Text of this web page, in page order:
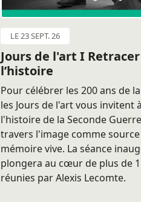
LE 23 SEPT. 26
Jours de l'art I
l’histoire
Pour célébrer les 200 ans de
les Jours de l'art vous invitent
l'histoire de la Seconde
travers l'image comme
mémoire vive. La séance
plongera au cœur de plus de
réunies par Alexis Lecomte.